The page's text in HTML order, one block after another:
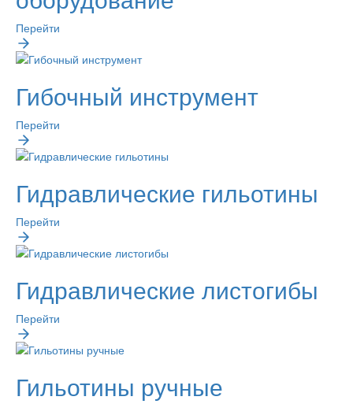
Перейти
Гибочный инструмент
Перейти
Гидравлические гильотины
Перейти
Гидравлические листогибы
Перейти
Гильотины ручные